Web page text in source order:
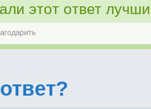
этот ответ